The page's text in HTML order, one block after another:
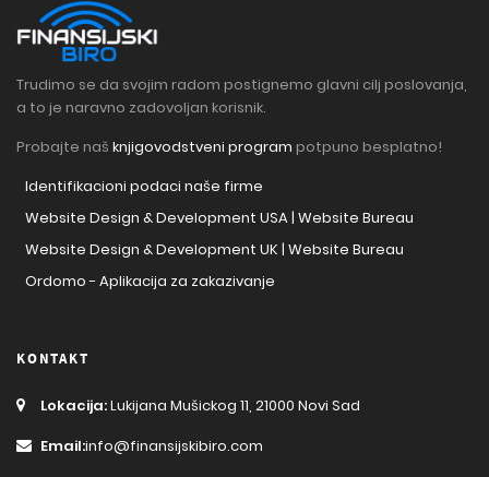
Trudimo se da svojim radom postignemo glavni cilj poslovanja,
a to je naravno zadovoljan korisnik.
Probajte naš knjigovodstveni program potpuno besplatno!
Identifikacioni podaci naše firme
Website Design & Development USA | Website Bureau
Website Design & Development UK | Website Bureau
Ordomo - Aplikacija za zakazivanje
KONTAKT
Lokacija:Lukijana Mušickog 11, 21000 Novi Sad
Email:info@finansijskibiro.com